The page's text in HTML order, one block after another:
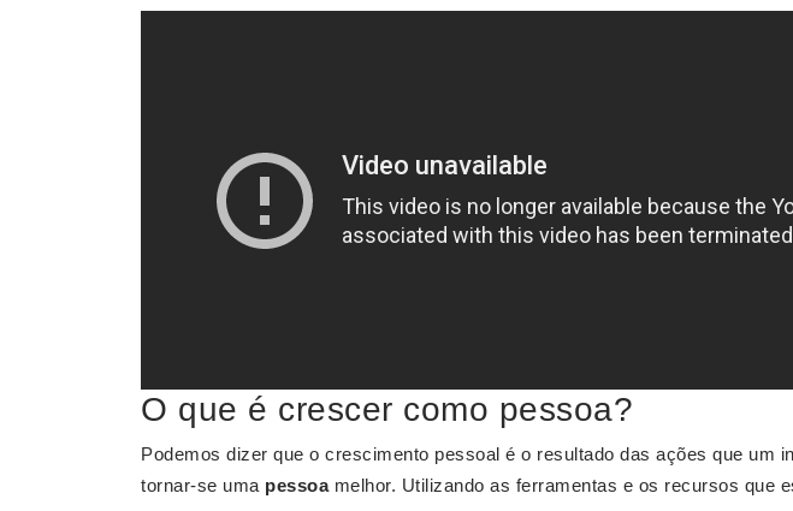
O que é crescer como pessoa?
Podemos dizer que o crescimento pessoal é o resultado das ações que um
tornar-se uma pessoamelhor. Utilizando as ferramentas e os recursos que